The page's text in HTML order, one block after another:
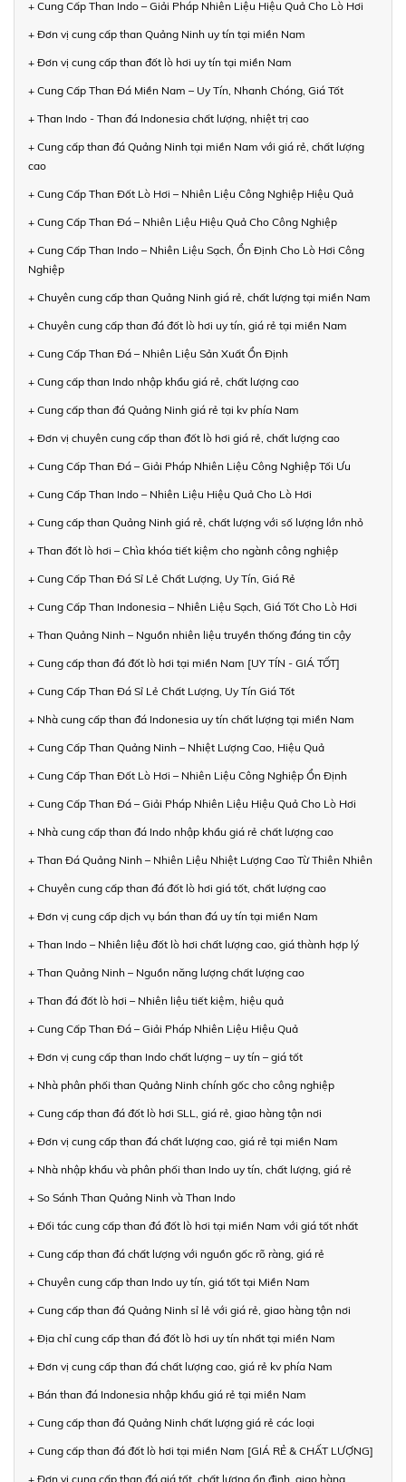
+ Cung Cấp Than Indo – Giải Pháp Nhiên Liệu Hiệu Quả Cho Lò Hơi
+ Đơn vị cung cấp than Quảng Ninh uy tín tại miền Nam
+ Đơn vị cung cấp than đốt lò hơi uy tín tại miền Nam
+ Cung Cấp Than Đá Miền Nam – Uy Tín, Nhanh Chóng, Giá Tốt
+ Than Indo - Than đá Indonesia chất lượng, nhiệt trị cao
+ Cung cấp than đá Quảng Ninh tại miền Nam với giá rẻ, chất lượng
cao
+ Cung Cấp Than Đốt Lò Hơi – Nhiên Liệu Công Nghiệp Hiệu Quả
+ Cung Cấp Than Đá – Nhiên Liệu Hiệu Quả Cho Công Nghiệp
+ Cung Cấp Than Indo – Nhiên Liệu Sạch, Ổn Định Cho Lò Hơi Công
Nghiệp
+ Chuyên cung cấp than Quảng Ninh giá rẻ, chất lượng tại miền Nam
+ Chuyên cung cấp than đá đốt lò hơi uy tín, giá rẻ tại miền Nam
+ Cung Cấp Than Đá – Nhiên Liệu Sản Xuất Ổn Định
+ Cung cấp than Indo nhập khẩu giá rẻ, chất lượng cao
+ Cung cấp than đá Quảng Ninh giá rẻ tại kv phía Nam
+ Đơn vị chuyên cung cấp than đốt lò hơi giá rẻ, chất lượng cao
+ Cung Cấp Than Đá – Giải Pháp Nhiên Liệu Công Nghiệp Tối Ưu
+ Cung Cấp Than Indo – Nhiên Liệu Hiệu Quả Cho Lò Hơi
+ Cung cấp than Quảng Ninh giá rẻ, chất lượng với số lượng lớn nhỏ
+ Than đốt lò hơi – Chìa khóa tiết kiệm cho ngành công nghiệp
+ Cung Cấp Than Đá Sỉ Lẻ Chất Lượng, Uy Tín, Giá Rẻ
+ Cung Cấp Than Indonesia – Nhiên Liệu Sạch, Giá Tốt Cho Lò Hơi
+ Than Quảng Ninh – Nguồn nhiên liệu truyền thống đáng tin cậy
+ Cung cấp than đá đốt lò hơi tại miền Nam [UY TÍN - GIÁ TỐT]
+ Cung Cấp Than Đá Sỉ Lẻ Chất Lượng, Uy Tín Giá Tốt
+ Nhà cung cấp than đá Indonesia uy tín chất lượng tại miền Nam
+ Cung Cấp Than Quảng Ninh – Nhiệt Lượng Cao, Hiệu Quả
+ Cung Cấp Than Đốt Lò Hơi – Nhiên Liệu Công Nghiệp Ổn Định
+ Cung Cấp Than Đá – Giải Pháp Nhiên Liệu Hiệu Quả Cho Lò Hơi
+ Nhà cung cấp than đá Indo nhập khẩu giá rẻ chất lượng cao
+ Than Đá Quảng Ninh – Nhiên Liệu Nhiệt Lượng Cao Từ Thiên Nhiên
+ Chuyên cung cấp than đá đốt lò hơi giá tốt, chất lượng cao
+ Đơn vị cung cấp dịch vụ bán than đá uy tín tại miền Nam
+ Than Indo – Nhiên liệu đốt lò hơi chất lượng cao, giá thành hợp lý
+ Than Quảng Ninh – Nguồn năng lượng chất lượng cao
+ Than đá đốt lò hơi – Nhiên liệu tiết kiệm, hiệu quả
+ Cung Cấp Than Đá – Giải Pháp Nhiên Liệu Hiệu Quả
+ Đơn vị cung cấp than Indo chất lượng – uy tín – giá tốt
+ Nhà phân phối than Quảng Ninh chính gốc cho công nghiệp
+ Cung cấp than đá đốt lò hơi SLL, giá rẻ, giao hàng tận nơi
+ Đơn vị cung cấp than đá chất lượng cao, giá rẻ tại miền Nam
+ Nhà nhập khẩu và phân phối than Indo uy tín, chất lượng, giá rẻ
+ So Sánh Than Quảng Ninh và Than Indo
+ Đối tác cung cấp than đá đốt lò hơi tại miền Nam với giá tốt nhất
+ Cung cấp than đá chất lượng với nguồn gốc rõ ràng, giá rẻ
+ Chuyên cung cấp than Indo uy tín, giá tốt tại Miền Nam
+ Cung cấp than đá Quảng Ninh sỉ lẻ với giá rẻ, giao hàng tận nơi
+ Địa chỉ cung cấp than đá đốt lò hơi uy tín nhất tại miền Nam
+ Đơn vị cung cấp than đá chất lượng cao, giá rẻ kv phía Nam
+ Bán than đá Indonesia nhập khẩu giá rẻ tại miền Nam
+ Cung cấp than đá Quảng Ninh chất lượng giá rẻ các loại
+ Cung cấp than đá đốt lò hơi tại miền Nam [GIÁ RẺ & CHẤT LƯỢNG]
+ Đơn vị cung cấp than đá giá tốt, chất lượng ổn định, giao hàng